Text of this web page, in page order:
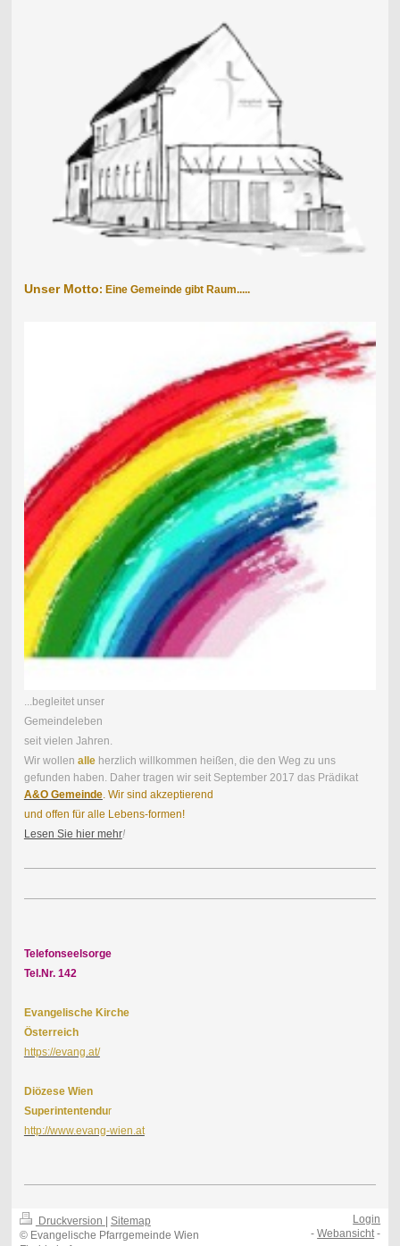
Unser Motto: Eine Gemeinde gibt Raum.....
...begleitet unser
Gemeindeleben
seit vielen Jahren.
Wir wollen alleherzlich willkommen heißen, die den Weg zu uns
gefunden haben . Daher tragen wir seit September 2017 das Prädikat
A&O Gemeinde. Wir sind akzeptierend
und offen für alle Lebens-formen!
Lesen Sie hier mehr!
Telefonseelsorge
Tel.Nr. 142
Evangelische Kirche
Österreich
https://evang.at/
Diözese Wien
Superintentendur
http://www.evang-wien.at
Druckversion
Sitemap
© Evangelische Pfarrgemeinde Wien
Login
-Webansicht-